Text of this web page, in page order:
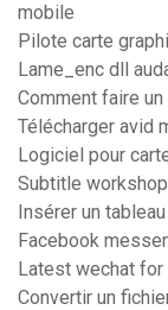
mobile
Pilote carte
Lame_enc dll
Comment faire
Télécharger avid
Logiciel pour
Subtitle
Insérer un
Facebook
Latest wechat
Convertir un